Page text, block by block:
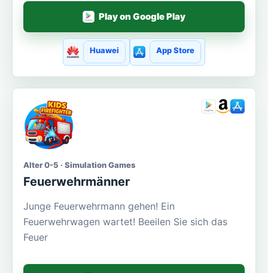
Play on Google Play
Huawei App Store
Alter 0-5 · Simulation Games
Feuerwehrmänner
Junge Feuerwehrmann gehen! Ein
Feuerwehrwagen wartet! Beeilen Sie sich das
Feuer